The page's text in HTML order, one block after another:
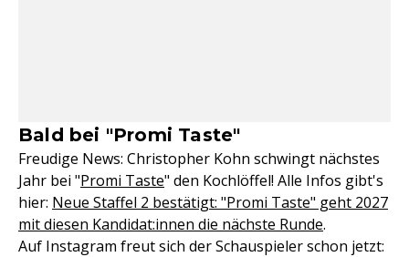
Bald bei "Promi Taste"
Freudige News: Christopher Kohn schwingt nächstes
Jahr bei "Promi Taste" den Kochlöffel! Alle Infos gibt's
hier: Neue Staffel 2 bestätigt: "Promi Taste" geht 2027
mit diesen Kandidat:innen die nächste Runde.
Auf Instagram freut sich der Schauspieler schon jetzt: